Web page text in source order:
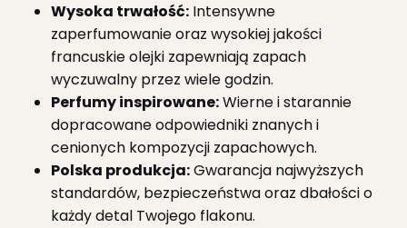
Wysoka trwałość: Intensywne
zaperfumowanie oraz wysokiej jakości
francuskie olejki zapewniają zapach
wyczuwalny przez wiele godzin.
Perfumy inspirowane:Wierne i starannie
dopracowane odpowiedniki znanych i
cenionych kompozycji zapachowych.
Polska produkcja:Gwarancja najwyższych
standardów, bezpieczeństwa oraz dbałości o
każdy detal Twojego flakonu.